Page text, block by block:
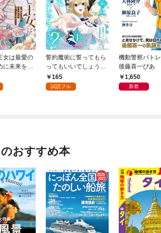
女は最愛の
に未来を変
を殺した元
下げで
誓約魔術に誓ってもら
ってもいいでしょう
か？【第1話】
165
試読フル
機動警察パト
後藤喜一ぴあ
1,650
新着
おすすめ本